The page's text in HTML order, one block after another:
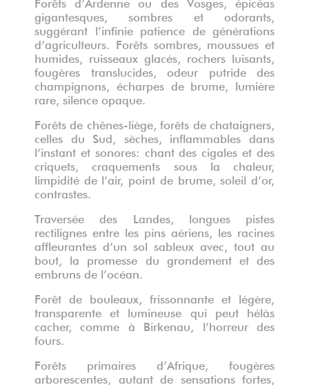
Forêts d’Ardenne ou des Vosges, épicéas
gigantesques, sombres et odorants,
suggérant l’infinie patience de générations
d’agriculteurs. Forêts sombres, moussues et
humides, ruisseaux glacés, rochers luisants,
fougères translucides, odeur putride des
champignons, écharpes de brume, lumière
rare, silence opaque.
Forêts de chênes-liège, forêts de chataigners,
celles du Sud, sèches, inflammables dans
l’instant et sonores: chant des cigales et des
criquets, craquements sous la chaleur,
limpidité de l’air, point de brume, soleil d’or,
contrastes.
Traversée des Landes, longues pistes
rectilignes entre les pins aériens, les racines
affleurantes d’un sol sableux avec, tout au
bout, la promesse du grondement et des
embruns de l’océan.
Forêt de bouleaux, frissonnante et légère,
transparente et lumineuse qui peut hélàs
cacher, comme à Birkenau, l’horreur des
fours.
Forêts primaires d’Afrique, fougères
arborescentes, autant de sensations fortes,